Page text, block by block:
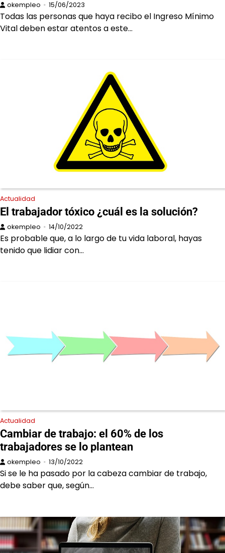
okempleo 15/06/2023
Todas las personas que haya recibo el Ingreso Mínimo
Vital deben estar atentos a este…
Actualidad
El trabajador tóxico ¿cuál es la solución?
okempleo 14/10/2022
Es probable que, a lo largo de tu vida laboral, hayas
tenido que lidiar con…
Actualidad
Cambiar de trabajo: el 60% de los
trabajadores se lo plantean
okempleo 13/10/2022
Si se le ha pasado por la cabeza cambiar de trabajo,
debe saber que, según…